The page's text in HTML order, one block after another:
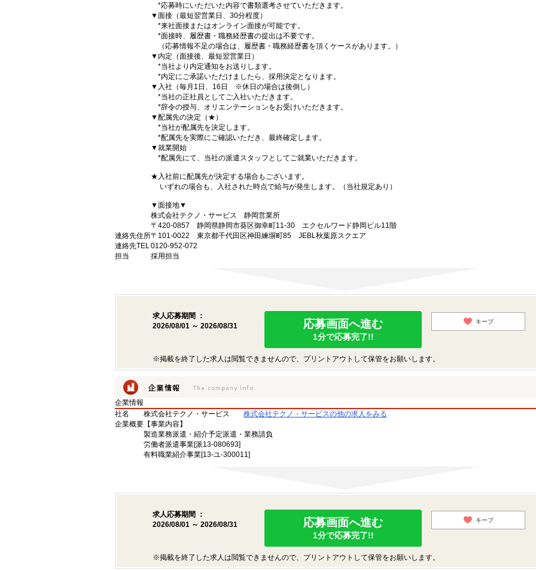
*応募時にいただいた内容で書類選考させていただきます。
▼面接（最短翌営業日、30分程度）
*来社面接またはオンライン面接が可能です。
*面接時、履歴書・職務経歴書の提出は不要です。
（応募情報不足の場合は、履歴書・職務経歴書を頂くケースがあります。）
▼内定（面接後、最短翌営業日）
*当社より内定通知をお送りします。
*内定にご承諾いただけましたら、採用決定となります。
▼入社（毎月1日、16日 ※休日の場合は後倒し）
*当社の正社員としてご入社いただきます。
*辞令の授与、オリエンテーションをお受けいただきます。
▼配属先の決定（★）
*当社が配属先を決定します。
*配属先を実際にご確認いただき、最終確定します。
▼就業開始
*配属先にて、当社の派遣スタッフとしてご就業いただきます。
★入社前に配属先が決定する場合もございます。
いずれの場合も、入社された時点で給与が発生します。（当社規定あり）
▼面接地▼
株式会社テクノ・サービス 静岡営業所
〒420-0857 静岡県静岡市葵区御幸町11-30 エクセルワード静岡ビル11階
連絡先住所〒101-0022 東京都千代田区神田練塀町85 JEBL秋葉原スクエア
連絡先TEL0120-952-072
担当
採用担当
求人応募期間 ：
2026/08/01 ～ 2026/08/31
応募画面へ進む
1分で応募完了!!
キープ
※掲載を終了した求人は閲覧できませんので、プリントアウトして保管をお願いします。
企業情報
社名
株式会社テクノ・サービス
株式会社テクノ・サービスの他の求人をみる
企業概要 【事業内容】
製造業務派遣・紹介予定派遣・業務請負
労働者派遣事業[派13-080693]
有料職業紹介事業[13-ユ-300011]
求人応募期間 ：
2026/08/01 ～ 2026/08/31
応募画面へ進む
1分で応募完了!!
キープ
※掲載を終了した求人は閲覧できませんので、プリントアウトして保管をお願いします。